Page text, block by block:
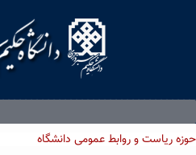
حوزه ریاست و روابط عمومی دانشگاه